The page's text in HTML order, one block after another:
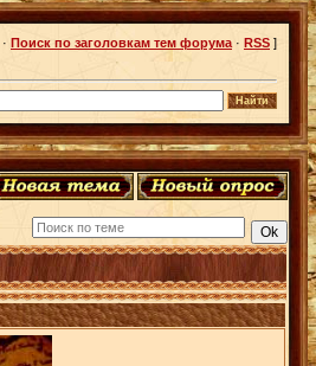
· Поиск по заголовкам тем форума · RSS ]